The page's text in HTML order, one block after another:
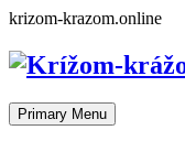
Skip
content
krizom-krazom.online
Primary Menu